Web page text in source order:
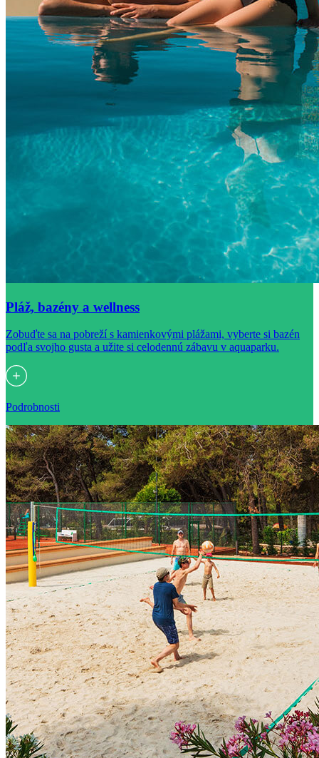
Pláž, bazény a wellness
Zobuďte sa na pobreží s kamienkovými plážami, vyberte si bazén
podľa svojho gusta a užite si celodennú zábavu v aquaparku.
Podrobnosti